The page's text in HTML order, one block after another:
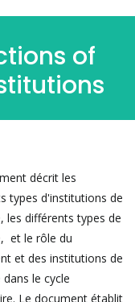
of
décrit les
types d'institutions de
les différents types de
et le rôle du
et des institutions de
le cycle
Le document établit